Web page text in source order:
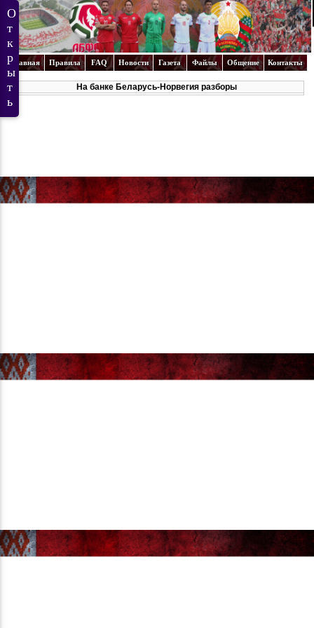
Главная Правила FAQ Новости Газета Файлы Общение Контакты
На банке Беларусь-Норвегия разборы